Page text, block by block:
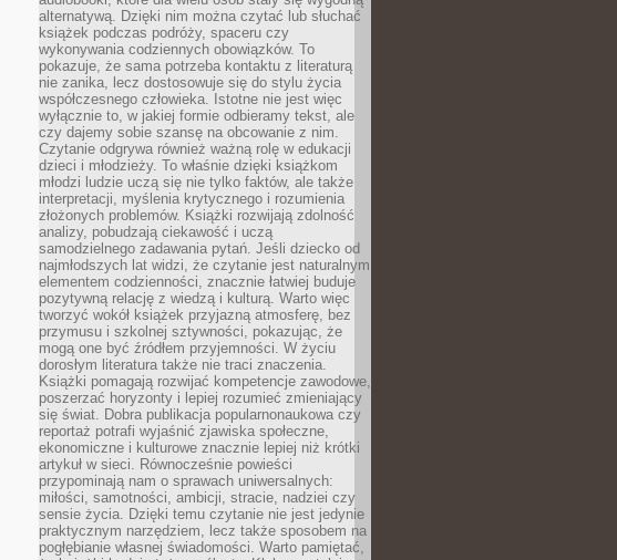
alternatywą. Dzięki nim można czytać lub słuchać
książek podczas podróży, spaceru czy
wykonywania codziennych obowiązków. To
pokazuje, że sama potrzeba kontaktu z literaturą
nie zanika, lecz dostosowuje się do stylu życia
współczesnego człowieka. Istotne nie jest więc
wyłącznie to, w jakiej formie odbieramy tekst, ale
czy dajemy sobie szansę na obcowanie z nim.
Czytanie odgrywa również ważną rolę w edukacji
dzieci i młodzieży. To właśnie dzięki książkom
młodzi ludzie uczą się nie tylko faktów, ale także
interpretacji, myślenia krytycznego i rozumienia
złożonych problemów. Książki rozwijają zdolność
analizy, pobudzają ciekawość i uczą
samodzielnego zadawania pytań. Jeśli dziecko od
najmłodszych lat widzi, że czytanie jest naturalnym
elementem codzienności, znacznie łatwiej buduje
pozytywną relację z wiedzą i kulturą. Warto więc
tworzyć wokół książek przyjazną atmosferę, bez
przymusu i szkolnej sztywności, pokazując, że
mogą one być źródłem przyjemności. W życiu
dorosłym literatura także nie traci znaczenia.
Książki pomagają rozwijać kompetencje zawodowe,
poszerzać horyzonty i lepiej rozumieć zmieniający
się świat. Dobra publikacja popularnonaukowa czy
reportaż potrafi wyjaśnić zjawiska społeczne,
ekonomiczne i kulturowe znacznie lepiej niż krótki
artykuł w sieci. Równocześnie powieści
przypominają nam o sprawach uniwersalnych:
miłości, samotności, ambicji, stracie, nadziei czy
sensie życia. Dzięki temu czytanie nie jest jedynie
praktycznym narzędziem, lecz także sposobem na
pogłębianie własnej świadomości. Warto pamiętać,